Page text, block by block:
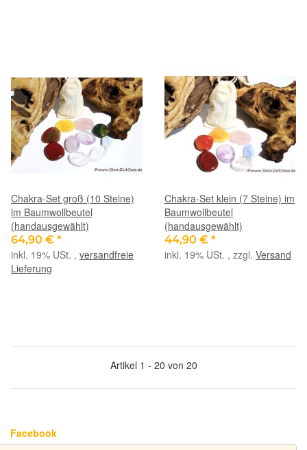
Chakra-Set groß (10 Steine)
im Baumwollbeutel
(handausgewählt)
64,90 € *
inkl. 19% USt. , versandfreie
Lieferung
Chakra-Set klein (7 Steine) im
Baumwollbeutel
(handausgewählt)
44,90 € *
inkl. 19% USt. , zzgl. Versand
Artikel 1 - 20 von 20
Facebook